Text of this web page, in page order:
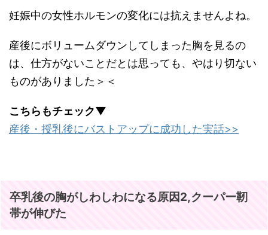
妊娠中の女性ホルモンの変化には抗えませんよね。
産後にボリュームダウンしてしまった胸を見るの
は、仕方がないことだとは思っても、やはり切ない
ものがありました＞＜
こちらもチェック▼
産後・授乳後にバストアップに成功した実話>>
卒乳後の胸がしわしわになる原因2,クーパー靭
帯が伸びた